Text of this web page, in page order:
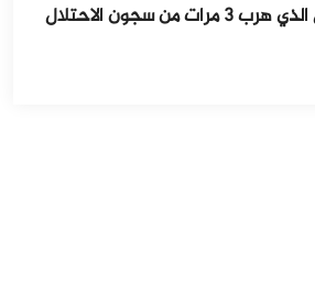
سجون الاحتلال